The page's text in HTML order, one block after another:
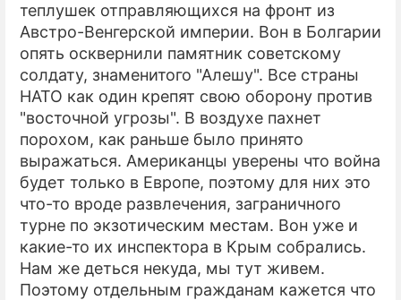
теплушек отправляющихся на фронт из
Австро-Венгерской империи. Вон в Болгарии
опять осквернили памятник советскому
солдату, знаменитого "Алешу". Все страны
НАТО как один крепят свою оборону против
"восточной угрозы". В воздухе пахнет
порохом, как раньше было принято
выражаться. Американцы уверены что война
будет только в Европе, поэтому для них это
что-то вроде развлечения, заграничного
турне по экзотическим местам. Вон уже и
какие-то их инспектора в Крым собрались.
Нам же деться некуда, мы тут живем.
Поэтому отдельным гражданам кажется что